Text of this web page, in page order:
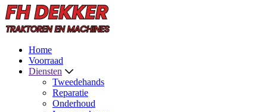
Home
Voorraad
Diensten
Tweedehands
Reparatie
Onderhoud